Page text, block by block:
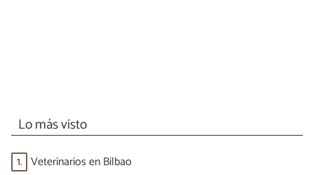
Lo más visto
1. Veterinarios en Bilbao